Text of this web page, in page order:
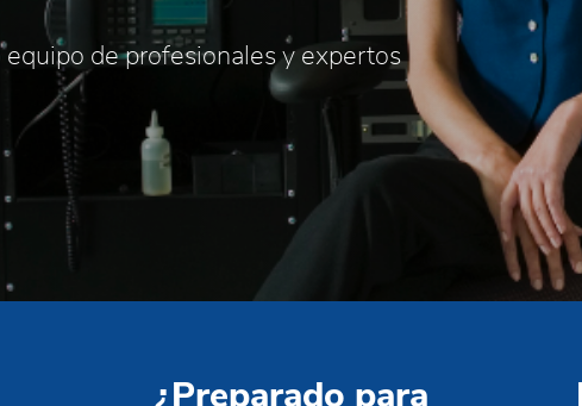
equipo de profesionales y expertos
¿Preparado para